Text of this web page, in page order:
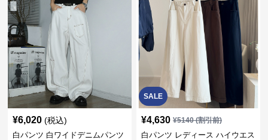
¥6,020 (税込)
白パンツ 白ワイドデニムパンツ
SALE
¥4,630 ¥5140(割引前)
白パンツ レディース ハイウエス